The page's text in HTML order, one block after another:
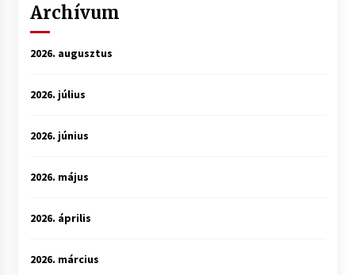
Archívum
2026. augusztus
2026. július
2026. június
2026. május
2026. április
2026. március